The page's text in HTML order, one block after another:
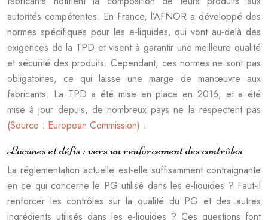
autorités compétentes. En France, l’AFNOR a développé des
normes spécifiques pour les e-liquides, qui vont au-delà des
exigences de la TPD et visent à garantir une meilleure qualité
et sécurité des produits. Cependant, ces normes ne sont pas
obligatoires, ce qui laisse une marge de manœuvre aux
fabricants. La TPD a été mise en place en 2016, et a été
mise à jour depuis, de nombreux pays ne la respectent pas
(Source : European Commission) .
Lacunes et défis : vers un renforcement des contrôles
La réglementation actuelle est-elle suffisamment contraignante
en ce qui concerne le PG utilisé dans les e-liquides ? Faut-il
renforcer les contrôles sur la qualité du PG et des autres
ingrédients utilisés dans les e-liquides ? Ces questions font